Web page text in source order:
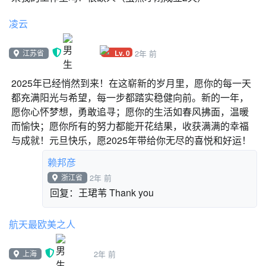
凌云
江苏省 Lv. 0 2年 前
2025年已经悄然到来！在这崭新的岁月里，愿你的每一天
都充满阳光与希望，每一步都踏实稳健向前。新的一年，
愿你心怀梦想，勇敢追寻；愿你的生活如春风拂面，温暖
而愉快；愿你所有的努力都能开花结果，收获满满的幸福
与成就！元旦快乐，愿2025年带给你无尽的喜悦和好运！
赖邦彦
浙江省 2年 前
回复：王珺苇 Thank you
航天最欧美之人
上海 2年 前